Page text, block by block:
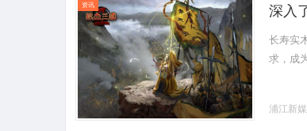
资讯 深入
长寿实
求，成
浦江新